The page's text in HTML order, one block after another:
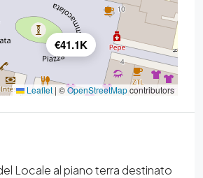
€41.1K
Leaflet | ©OpenStreetMapcontributors
Locale al piano terra destinato